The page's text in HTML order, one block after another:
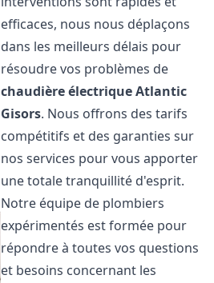
efficaces, nous nous déplaçons
dans les meilleurs délais pour
résoudre vos problèmes de
chaudière électrique Atlantic
Gisors. Nous offrons des tarifs
compétitifs et des garanties sur
nos services pour vous apporter
une totale tranquillité d'esprit.
Notre équipe de plombiers
expérimentés est formée pour
répondre à toutes vos questions
et besoins concernant les